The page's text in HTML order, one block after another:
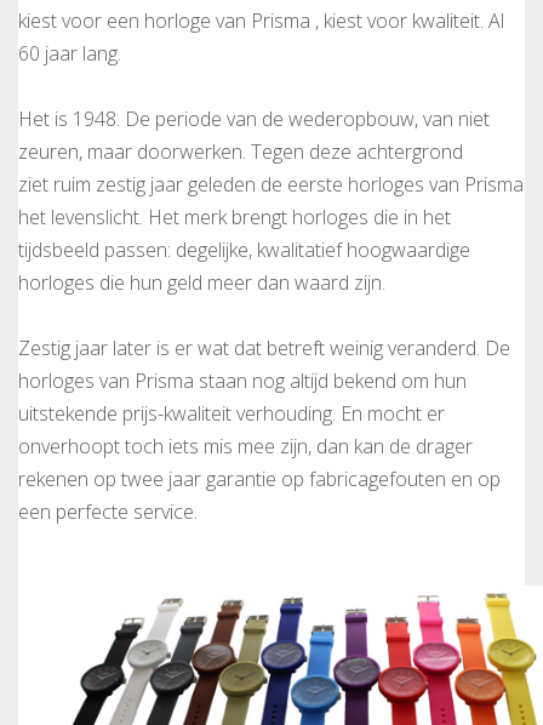
kiest voor een horloge van Prisma , kiest voor kwaliteit. Al
60 jaar lang.
Het is 1948. De periode van de wederopbouw, van niet
zeuren, maar doorwerken. Tegen deze achtergrond
ziet ruim zestig jaar geleden de eerste horloges van Prisma
het levenslicht. Het merk brengt horloges die in het
tijdsbeeld passen: degelijke, kwalitatief hoogwaardige
horloges die hun geld meer dan waard zijn.
Zestig jaar later is er wat dat betreft weinig veranderd. De
horloges van Prisma staan nog altijd bekend om hun
uitstekende prijs-kwaliteit verhouding. En mocht er
onverhoopt toch iets mis mee zijn, dan kan de drager
rekenen op twee jaar garantie op fabricagefouten en op
een perfecte service.